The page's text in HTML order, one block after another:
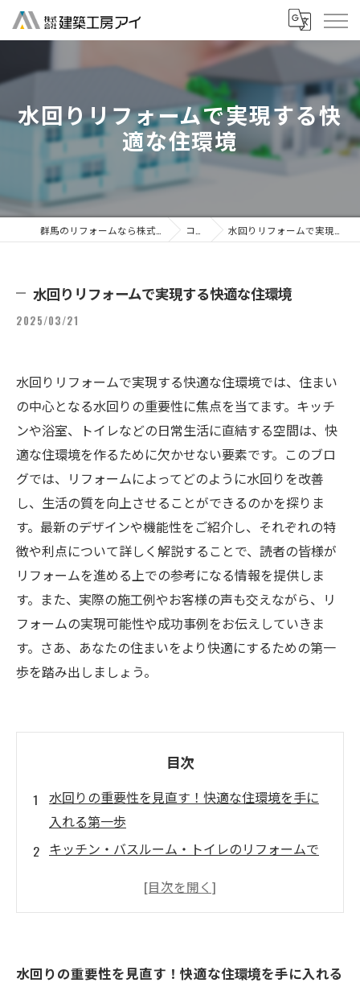
水回りリフォームで実現する快
適な住環境
コラム 水回りリフォームで実現する快適な住環境
水回りリフォームで実現する快適な住環境
2025/03/21
水回りリフォームで実現する快適な住環境では、住まい
の中心となる水回りの重要性に焦点を当てます。キッチ
ンや浴室、トイレなどの日常生活に直結する空間は、快
適な住環境を作るために欠かせない要素です。このブロ
グでは、リフォームによってどのように水回りを改善
し、生活の質を向上させることができるのかを探りま
す。最新のデザインや機能性をご紹介し、それぞれの特
徴や利点について詳しく解説することで、読者の皆様が
リフォームを進める上での参考になる情報を提供しま
す。また、実際の施工例やお客様の声も交えながら、リ
フォームの実現可能性や成功事例をお伝えしていきま
す。さあ、あなたの住まいをより快適にするための第一
歩を踏み出しましょう。
目次
水回りの重要性を見直す！快適な住環境を手に
入れる第一歩
キッチン・バスルーム・トイレのリフォームで
最新デザインと機能性で水回りをアップデート
イド
水回りの重要性を見直す！快適な住環境を手に入れる